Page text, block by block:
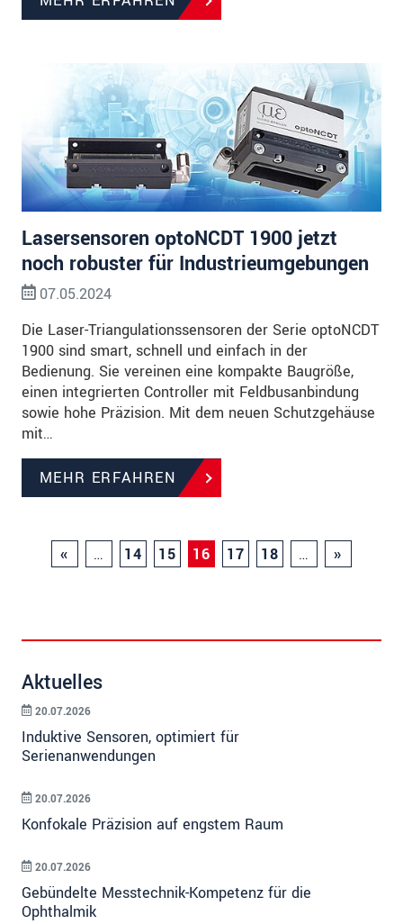
Lasersensoren optoNCDT 1900 jetzt
noch robuster für Industrieumgebungen
07.05.2024
Die Laser-Triangulationssensoren der Serie optoNCDT
1900 sind smart, schnell und einfach in der
Bedienung. Sie vereinen eine kompakte Baugröße,
einen integrierten Controller mit Feldbusanbindung
sowie hohe Präzision. Mit dem neuen Schutzgehäuse
mit…
MEHR ERFAHREN
« … 14 15 16 17 18 … »
Aktuelles
Induktive Sensoren, optimiert für
Serienanwendungen
20.07.2026
Konfokale Präzision auf engstem Raum
20.07.2026
Gebündelte Messtechnik-Kompetenz für die
Ophthalmik
20.07.2026